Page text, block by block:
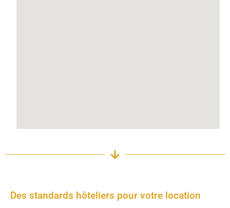
Des standards hôteliers pour votre location